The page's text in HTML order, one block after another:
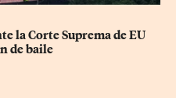
la Corte Suprema de EU
de baile